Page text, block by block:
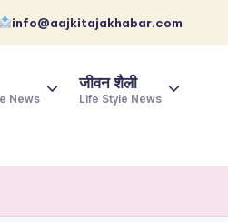
info@aajkitajakhabar.com
News
जीवन शैली
Life Style News